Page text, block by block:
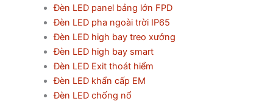
Đèn LED panel bảng lớn FPD
Đèn LED pha ngoài trời IP65
Đèn LED high bay treo xưởng
Đèn LED high bay smart
Đèn LED Exit thoát hiểm
Đèn LED khẩn cấp EM
Đèn LED chống nổ